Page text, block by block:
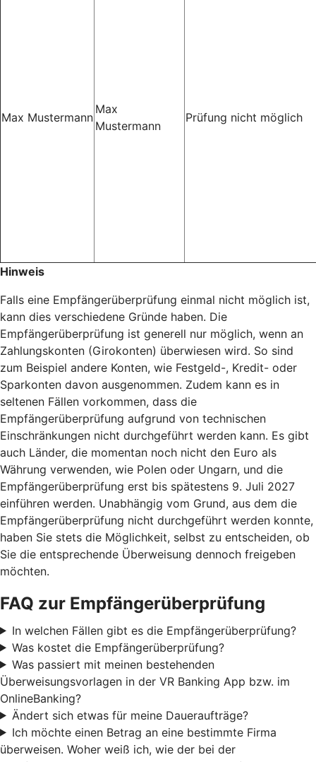
Max Mustermann
Max
Mustermann
Prüfung nicht möglich
Hinweis
Falls eine Empfängerüberprüfung einmal nicht möglich ist,
kann dies verschiedene Gründe haben. Die
Empfängerüberprüfung ist generell nur möglich, wenn an
Zahlungskonten (Girokonten) überwiesen wird. So sind
zum Beispiel andere Konten, wie Festgeld-, Kredit- oder
Sparkonten davon ausgenommen. Zudem kann es in
seltenen Fällen vorkommen, dass die
Empfängerüberprüfung aufgrund von technischen
Einschränkungen nicht durchgeführt werden kann. Es gibt
auch Länder, die momentan noch nicht den Euro als
Währung verwenden, wie Polen oder Ungarn, und die
Empfängerüberprüfung erst bis spätestens 9. Juli 2027
einführen werden. Unabhängig vom Grund, aus dem die
Empfängerüberprüfung nicht durchgeführt werden konnte,
haben Sie stets die Möglichkeit, selbst zu entscheiden, ob
Sie die entsprechende Überweisung dennoch freigeben
möchten.
FAQ zur Empfängerüberprüfung
In welchen Fällen gibt es die Empfängerüberprüfung?
Was kostet die Empfängerüberprüfung?
Was passiert mit meinen bestehenden
Überweisungsvorlagen in der VR Banking App bzw. im
OnlineBanking?
Ändert sich etwas für meine Daueraufträge?
Ich möchte einen Betrag an eine bestimmte Firma
überweisen. Woher weiß ich, wie der bei der